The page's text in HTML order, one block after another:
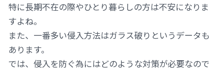
特に長期不在の際やひとり暮らしの方は不安になりま
すよね。
また、一番多い侵入方法はガラス破りというデータも
あります。
では、侵入を防ぐ為にはどのような対策が必要なので